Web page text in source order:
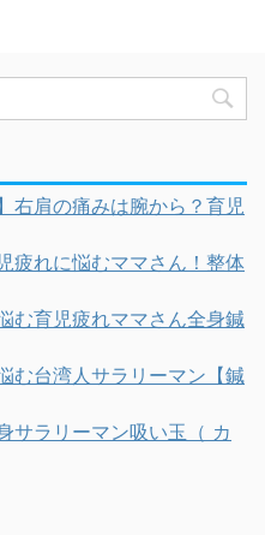
右肩の痛みは腕から？育児
疲れに悩むママさん！整体
む育児疲れママさん全身鍼
む台湾人サラリーマン【鍼
サラリーマン吸い玉（ カ